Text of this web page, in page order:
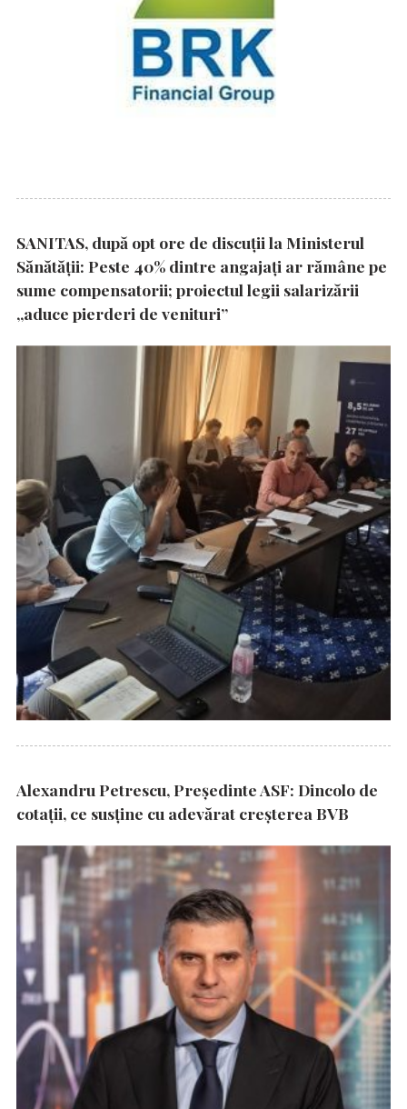
SANITAS, după opt ore de discuții la Ministerul
Sănătății: Peste 40% dintre angajați ar rămâne pe
sume compensatorii; proiectul legii salarizării
„aduce pierderi de venituri”
Alexandru Petrescu, Președinte ASF: Dincolo de
cotații, ce susține cu adevărat creșterea BVB